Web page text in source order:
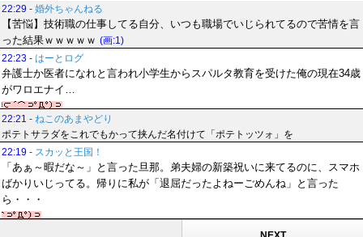
22:29 - 婚外ちゃんねる
【苦悩】技術職の仕事してる自分、いつも職場でいじられてるので苦情を言
った結果ｗｗｗｗｗ (画:1)
22:23 - はーとログ
弁護士か医者になれと言われ小学生からスパルタ教育を受けた俺の現在34歳
がワロエナイ…
22:21 - ねこのあまやどり
ポテトサラダをこれでもかって挟んだ名付けて「ポテトッツォ」を
22:19 - スカッと王国！
「あぁ～暇だな～」と言った旦那。弟夫婦の新築祝いに来てるのに、スマホ
ばかりいじってる。帰りに私が「退屈だったよねーごめんね」と言った
ら・・・